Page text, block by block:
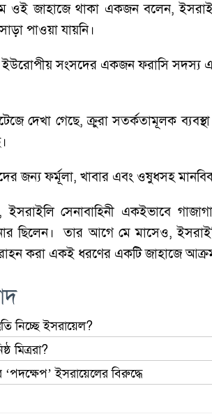
ওই জাহাজে থাকা একজন বলেন,
পাওয়া যায়নি।
ইউরোপীয় সংসদের একজন ফরাসি সদস্য
দেখা গেছে, ক্রুরা সতর্কতামূলক
জন্য ফর্মূলা, খাবার এবং ওষুধসহ
সেনাবাহিনী একইভাবে
ছিলেন। তার আগে মে মাসেও,
করা একই ধরণের একটি জাহাজে
নিচ্ছে ইসরায়েল?
মিত্ররা?
ইসরায়েলের বিরুদ্ধে